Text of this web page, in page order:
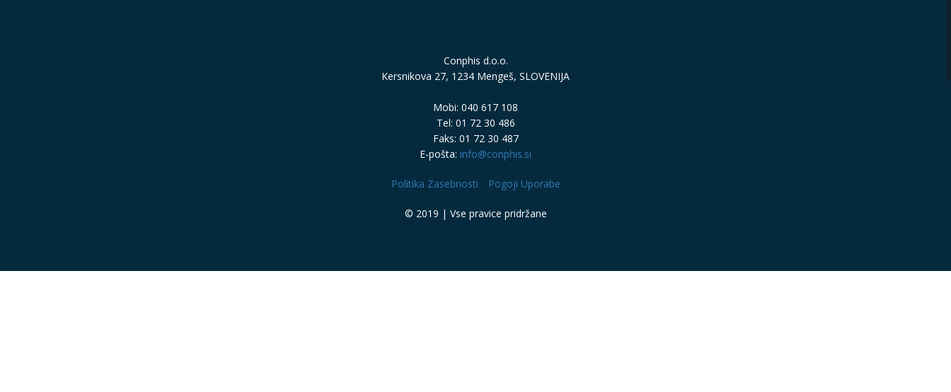
Conphis d.o.o.
Kersnikova 27, 1234 Mengeš, SLOVENIJA
Mobi: 040 617 108
Tel: 01 72 30 486
Faks: 01 72 30 487
E-pošta: info@conphis.si
Politika Zasebnosti Pogoji Uporabe
© 2019 | Vse pravice pridržane